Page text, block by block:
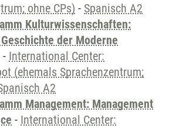
ohne CPs) - Spanisch A2
Kulturwissenschaften:
der Moderne
- International Center:
(ehemals Sprachenzentrum;
A2
Management: Management
- International Center: